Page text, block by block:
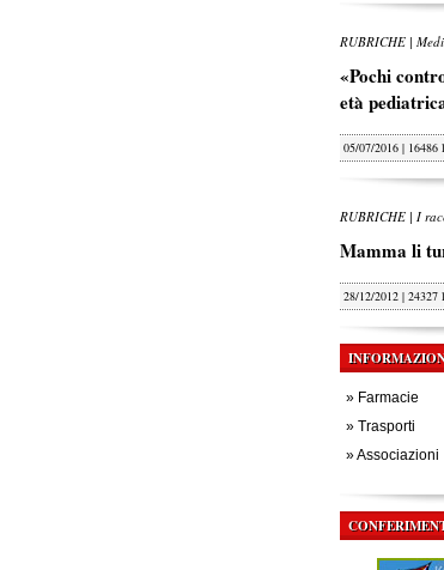
RUBRICHE |
«Pochi
età
05/07/2016 | 16486
RUBRICHE | I
Mamma li
28/12/2012 | 24327
» Farmacie
» Trasporti
»Associazioni